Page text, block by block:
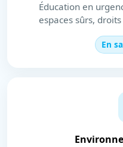
Éducation en
espaces sûrs,
En